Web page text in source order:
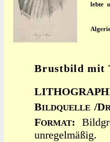
lebte
Brustbild mit
BILDQUELLE /D
FORMAT:
unregelmäßig.